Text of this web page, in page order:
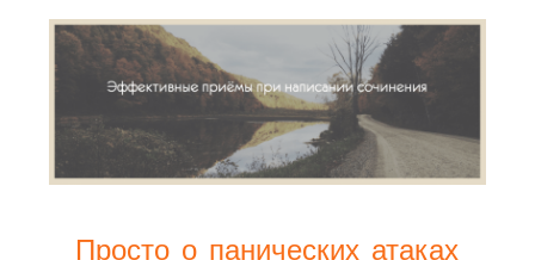
Просто о панических атаках